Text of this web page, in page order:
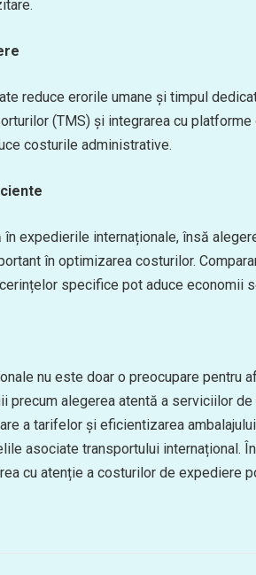
reduce erorile umane și timpul
(TMS) și integrarea cu
costurile administrative.
expedierile internaționale, însă
în optimizarea costurilor.
specifice pot aduce economii
nu este doar o preocupare pentru
precum alegerea atentă a serviciilor
a tarifelor și eficientizarea
asociate transportului internațional.
cu atenție a costurilor de expediere